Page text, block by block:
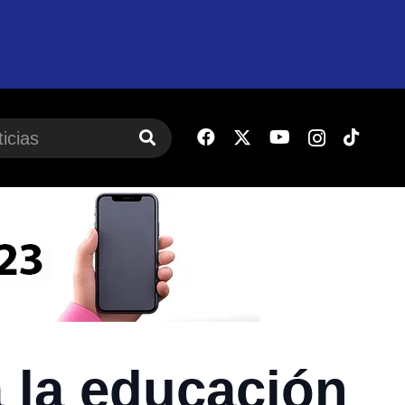
la educación